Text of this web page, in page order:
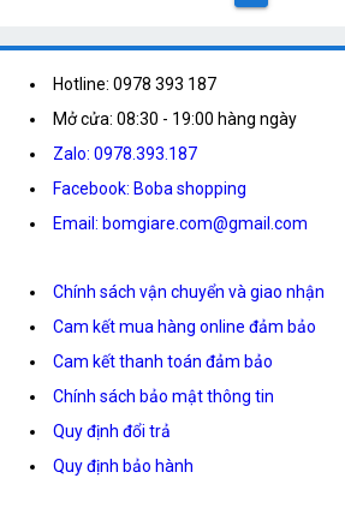
Hotline: 0978 393 187
Mở cửa: 08:30 - 19:00 hàng ngày
Zalo: 0978.393.187
Facebook: Boba shopping
Email: bomgiare.com@gmail.com
Chính sách vận chuyển và giao nhận
Cam kết mua hàng online đảm bảo
Cam kết thanh toán đảm bảo
Chính sách bảo mật thông tin
Quy định đổi trả
Quy định bảo hành